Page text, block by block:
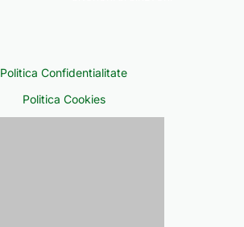
Politica Confidentialitate
Politica Cookies